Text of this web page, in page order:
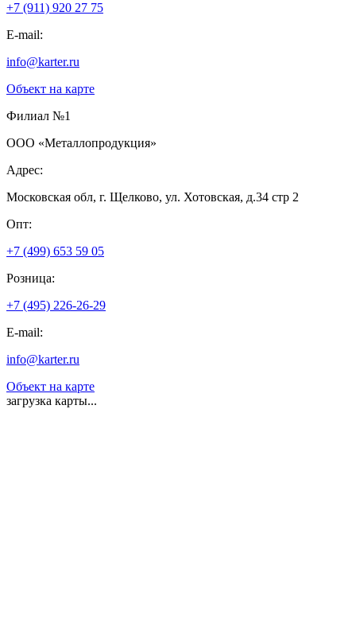
+7 (911) 920 27 75
E-mail:
info@karter.ru
Объект на карте
Филиал №1
ООО «Металлопродукция»
Адрес:
Московская обл, г. Щелково, ул. Хотовская, д.34 стр 2
Опт:
+7 (499) 653 59 05
Розница:
+7 (495) 226-26-29
E-mail:
info@karter.ru
Объект на карте
загрузка карты...